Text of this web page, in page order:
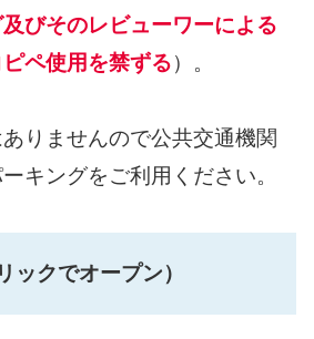
びそのレビューワーによる
ペ使用を禁ずる）。
りませんので公共交通機関
キングをご利用ください。
ックでオープン）